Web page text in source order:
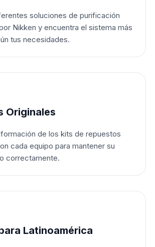
soluciones de purificación
Nikken y encuentra el sistema más
tus necesidades.
Originales
de los kits de repuestos
cada equipo para mantener su
correctamente.
Latinoamérica